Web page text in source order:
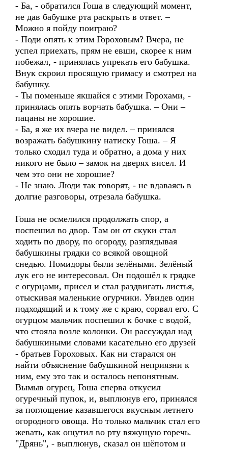
- Ба, - обратился Гоша в следующий момент,
не дав бабушке рта раскрыть в ответ. –
Можно я пойду поиграю?
- Поди опять к этим Гороховым? Вчера, не
успел приехать, прям не евши, скорее к ним
побежал, - принялась упрекать его бабушка.
Внук скроил просящую гримасу и смотрел на
бабушку.
- Ты поменьше якшайся с этими Горохами, -
принялась опять ворчать бабушка. – Они –
пацаны не хорошие.
- Ба, я же их вчера не видел. – принялся
возражать бабушкину натиску Гоша. – Я
только сходил туда и обратно, а дома у них
никого не было – замок на дверях висел. И
чем это они не хорошие?
- Не знаю. Люди так говорят, - не вдаваясь в
долгие разговоры, отрезала бабушка.
Гоша не осмелился продолжать спор, а
поспешил во двор. Там он от скуки стал
ходить по двору, по огороду, разглядывая
бабушкины грядки со всякой овощной
снедью. Помидоры были зелёными. Зелёный
лук его не интересовал. Он подошёл к грядке
с огурцами, присел и стал раздвигать листья,
отыскивая маленькие огурчики. Увидев один
подходящий и к тому же с краю, сорвал его. С
огурцом мальчик поспешил к бочке с водой,
что стояла возле колонки. Он рассуждал над
бабушкиными словами касательно его друзей
- братьев Гороховых. Как ни старался он
найти объяснение бабушкиной неприязни к
ним, ему это так и осталось непонятным.
Вымыв огурец, Гоша сперва откусил
огуречный пупок, и, выплюнув его, принялся
за поглощение казавшегося вкусным летнего
огородного овоща. Но только мальчик стал его
жевать, как ощутил во рту вяжущую горечь.
"Дрянь", - выплюнув, сказал он шёпотом и